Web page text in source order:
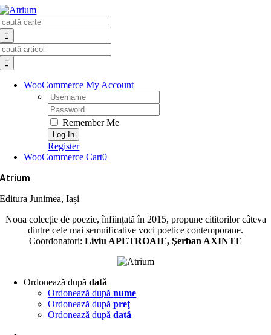
Skip
to
content
WooCommerce My Account
Username:
Password:
Remember Me
Register
WooCommerce Cart0
Atrium
Editura Junimea, Iași
Noua colecție de poezie, înființată în 2015, propune cititorilor câteva
dintre cele mai semnificative voci poetice contemporane.
Coordonatori: Liviu APETROAIE, Şerban AXINTE
Ordonează dupădată
Ordonează dupănume
Ordonează dupăpreţ
Ordonează dupădată